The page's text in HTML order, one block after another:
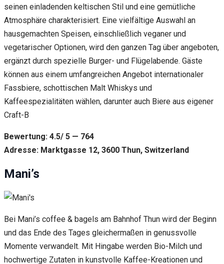
seinen einladenden keltischen Stil und eine gemütliche
Atmosphäre charakterisiert. Eine vielfältige Auswahl an
hausgemachten Speisen, einschließlich veganer und
vegetarischer Optionen, wird den ganzen Tag über angeboten,
ergänzt durch spezielle Burger- und Flügelabende. Gäste
können aus einem umfangreichen Angebot internationaler
Fassbiere, schottischen Malt Whiskys und
Kaffeespezialitäten wählen, darunter auch Biere aus eigener
Craft-B
Bewertung: 4.5/ 5 — 764
Adresse: Marktgasse 12, 3600 Thun, Switzerland
Mani’s
Bei Mani’s coffee & bagels am Bahnhof Thun wird der Beginn
und das Ende des Tages gleichermaßen in genussvolle
Momente verwandelt. Mit Hingabe werden Bio-Milch und
hochwertige Zutaten in kunstvolle Kaffee-Kreationen und